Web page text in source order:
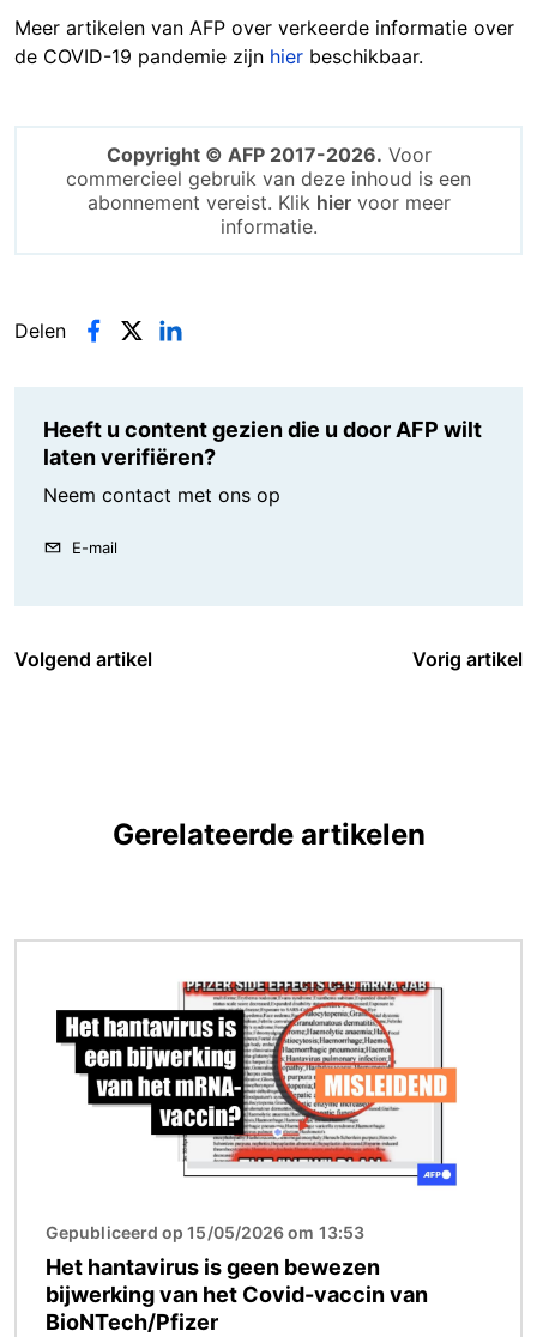
Meer artikelen van AFP over verkeerde informatie over
de COVID-19 pandemie zijn hier beschikbaar.
Copyright © AFP 2017-2026. Voor
commercieel gebruik van deze inhoud is een
abonnement vereist. Klik hiervoor meer
informatie.
Delen
Heeft u content gezien die u door AFP wilt
laten verifiëren?
Neem contact met ons op
E-mail
Volgend artikel Vorig artikel
Gerelateerde artikelen
Gepubliceerd op 15/05/2026 om 13:53
Het hantavirus is geen bewezen
bijwerking van het Covid-vaccin van
BioNTech/Pfizer